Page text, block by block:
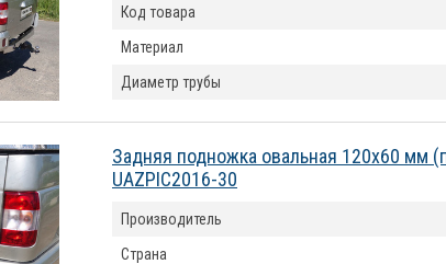
Код товара
Материал
Диаметр трубы
Задняя подножка овальная 120х60 мм
UAZPIC2016-30
Производитель
Страна